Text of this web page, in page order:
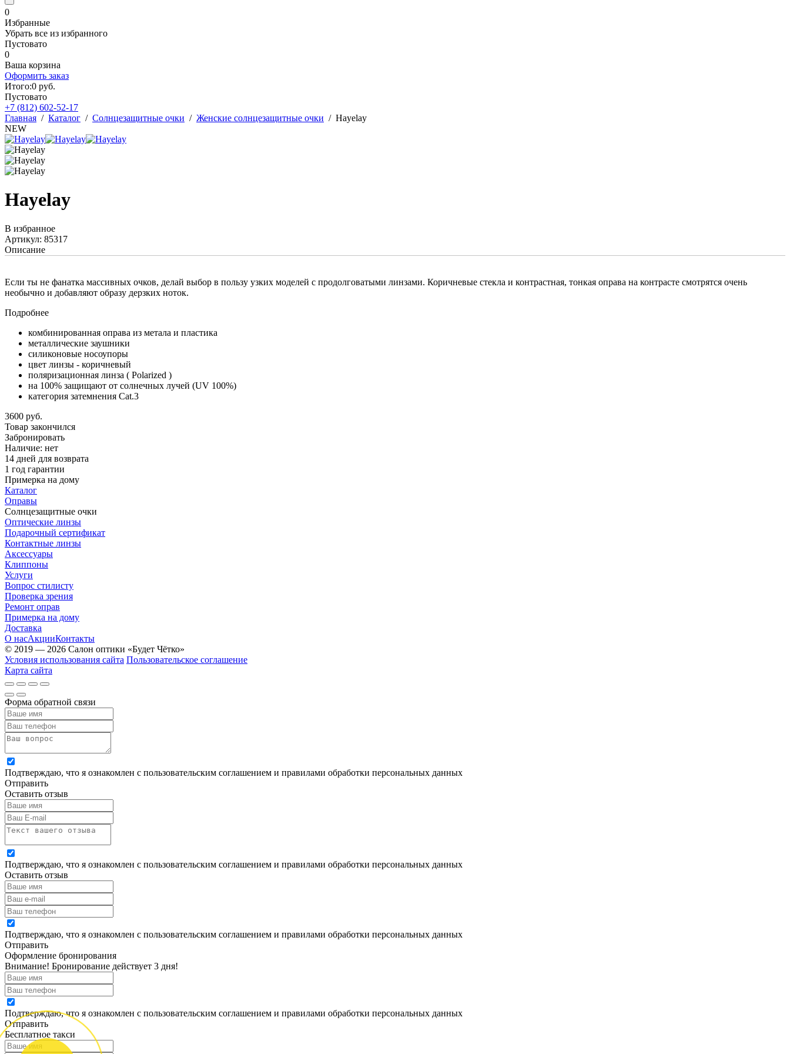
0
Избранные
Убрать все из избранного
Пустовато
0
Ваша корзина
Оформить заказ
Итого:0 руб.
Пустовато
+7 (812) 602-52-17
Главная / Каталог / Солнцезащитные очки / Женские солнцезащитные очки / Hayelay
NEW
Hayelay
В избранное
Артикул: 85317
Описание
Если ты не фанатка массивных очков, делай выбор в пользу узких моделей с продолговатыми линзами. Коричневые стекла и контрастная, тонкая оправа на контрасте смотрятся очень
необычно и добавляют образу дерзких ноток.
Подробнее
комбинированная оправа из метала и пластика
металлические заушники
силиконовые носоупоры
цвет линзы - коричневый
поляризационная линза ( Polarized )
на 100% защищают от солнечных лучей (UV 100%)
категория затемнения Cat.3
3600 руб.
Товар закончился
Забронировать
Наличие: нет
14 дней для возврата
1 год гарантии
Примерка на дому
Каталог
Оправы
Солнцезащитные очки
Оптические линзы
Подарочный сертификат
Контактные линзы
Аксессуары
Клиппоны
Услуги
Вопрос стилисту
Проверка зрения
Ремонт оправ
Примерка на дому
Доставка
О насАкцииКонтакты
© 2019 — 2026 Салон оптики «Будет Чётко»
Условия использования сайта Пользовательское соглашение
Карта сайта
Форма обратной связи
Подтверждаю, что я ознакомлен с пользовательским соглашением и правилами обработки персональных данных
Отправить
Оставить отзыв
Подтверждаю, что я ознакомлен с пользовательским соглашением и правилами обработки персональных данных
Оставить отзыв
Подтверждаю, что я ознакомлен с пользовательским соглашением и правилами обработки персональных данных
Отправить
Оформление бронирования
Внимание! Бронирование действует 3 дня!
Подтверждаю, что я ознакомлен с пользовательским соглашением и правилами обработки персональных данных
Отправить
Бесплатное такси